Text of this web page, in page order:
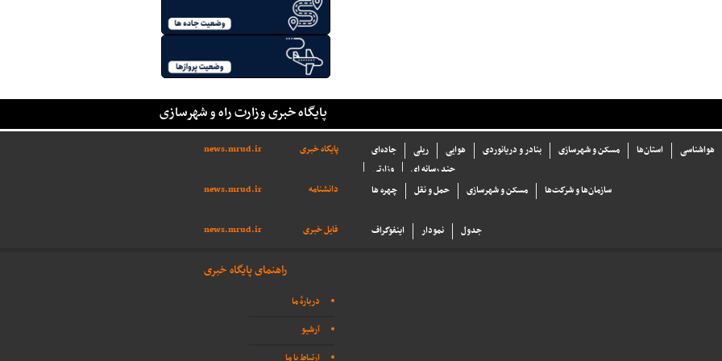
پایگاه خبری وزارت راه و شهرسازی
پایگاه خبری news.mrud.ir جاده‌ای ریلی هوایی بنادر و دریانوردی مسکن و شهرسازی استان‌ها
هواشناسی
وزارتی
چند رسانه ای
دانشنامه
news.mrud.ir چهره ها حمل و نقل مسکن و شهرسازی سازما‌ن‌ها و شركت‌ها
فایل خبری news.mrud.ir اینفوگراف نمودار جدول
راهنمای پایگاه خبری
دربارهٔ ما
آرشیو